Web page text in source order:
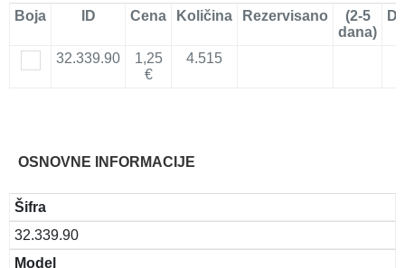
Boja ID Cena Količina Rezervisano
(2-5
dana)
32.339.90
1,25
€
4.515
OSNOVNE INFORMACIJE
Šifra
32.339.90
Model